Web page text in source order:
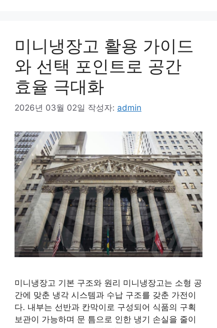
미니냉장고 활용 가이드
와 선택 포인트로 공간
효율 극대화
2026년 03월 02일 작성자: admin
미니냉장고 기본 구조와 원리 미니냉장고는 소형 공
간에 맞춘 냉각 시스템과 수납 구조를 갖춘 가전이
다. 내부는 선반과 칸막이로 구성되어 식품의 구획
보관이 가능하며 문 틈으로 인한 냉기 손실을 줄이